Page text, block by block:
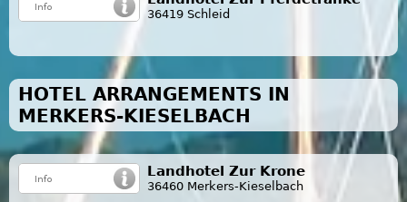
36419 Schleid
HOTEL ARRANGEMENTS IN
MERKERS-KIESELBACH
Landhotel Zur Krone
36460 Merkers-Kieselbach